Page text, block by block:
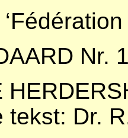
Nr.
tekst: Dr.